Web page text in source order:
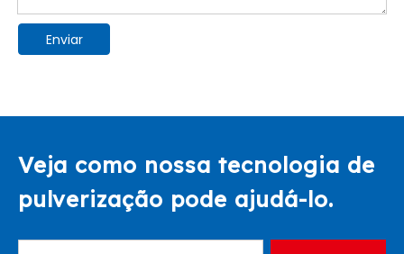
Enviar
Veja como nossa tecnologia de
pulverização pode ajudá-lo.